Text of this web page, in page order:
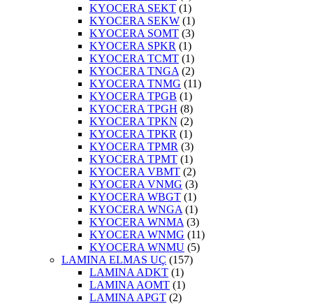
KYOCERA SEKT (1)
KYOCERA SEKW (1)
KYOCERA SOMT (3)
KYOCERA SPKR (1)
KYOCERA TCMT (1)
KYOCERA TNGA (2)
KYOCERA TNMG (11)
KYOCERA TPGB (1)
KYOCERA TPGH (8)
KYOCERA TPKN (2)
KYOCERA TPKR (1)
KYOCERA TPMR (3)
KYOCERA TPMT (1)
KYOCERA VBMT (2)
KYOCERA VNMG (3)
KYOCERA WBGT (1)
KYOCERA WNGA (1)
KYOCERA WNMA (3)
KYOCERA WNMG (11)
KYOCERA WNMU (5)
LAMINA ELMAS UÇ (157)
LAMINA ADKT (1)
LAMINA AOMT (1)
LAMINA APGT (2)